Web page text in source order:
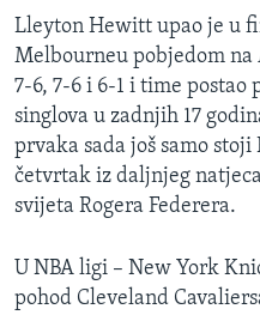
na
pretraguBOSNA I HERCEGOVINA
SVIJET
SPECIJALNI PROJEKTI
KORUPCIJA
SLOBODA MEDIJA
ŽENSKA STRANA
IZBJEGLIČKA STRANA
O GLASU AMERIKE
Lleyton Hewitt upao je u
Melbourneu pobjedom na
7-6, 7-6 i 6-1 i time
singlova u zadnjih 17
prvaka sada još samo
četvrtak iz daljnjeg
svijeta Rogera Federera.
U NBA ligi – New York
pohod Cleveland